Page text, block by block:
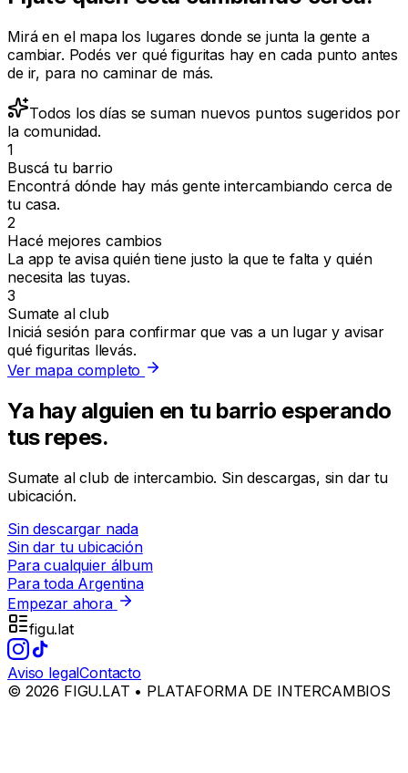
Mirá en el mapa los lugares donde se junta la gente a
cambiar. Podés ver qué figuritas hay en cada punto antes
de ir, para no caminar de más.
Todos los días se suman nuevos puntos sugeridos por
la comunidad.
1
Buscá tu barrio
Encontrá dónde hay más gente intercambiando cerca de
tu casa.
2
Hacé mejores cambios
La app te avisa quién tiene justo la que te falta y quién
necesita las tuyas.
3
Sumate al club
Iniciá sesión para confirmar que vas a un lugar y avisar
qué figuritas llevás.
Ver mapa completo
Ya hay alguien en tu barrio esperando
tus repes.
Sumate al club de intercambio. Sin descargas, sin dar tu
ubicación.
Sin descargar nada
Sin dar tu ubicación
Para cualquier álbum
Para toda Argentina
Empezar ahora
figu.lat
Aviso legalContacto
© 2026 FIGU.LAT • PLATAFORMA DE INTERCAMBIOS